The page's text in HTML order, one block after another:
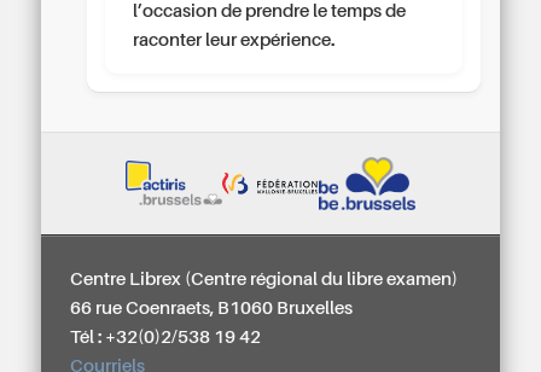
l’occasion de prendre le temps de
raconter leur expérience.
Centre Librex (Centre régional du libre examen)
66 rue Coenraets, B1060 Bruxelles
Tél : +32(0)2/538 19 42
Courriels